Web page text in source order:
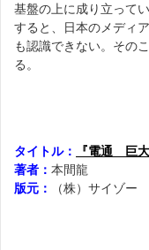
基盤の上に成り立って
すると、日本のメディ
も認識できない。その
る。
タイトル：
『電通 巨大
著者： 本間龍
版元：
（株）サイゾー